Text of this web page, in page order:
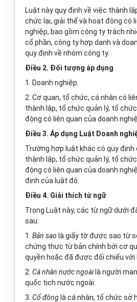
Luật này quy định về việc thành
chức lại, giải thể và hoạt động có
nghiệp, bao gồm công ty trách
cổ phần, công ty hợp danh và
quy định về nhóm công ty.
Điều 2. Đối tượng áp dụng
1. Doanh nghiệp.
2. Cơ quan, tổ chức, cá nhân có
thành lập, tổ chức quản lý, tổ
động có liên quan của doanh
Điều 3. Áp dụng Luật Doanh
Trường hợp luật khác có quy định
thành lập, tổ chức quản lý, tổ
động có liên quan của doanh
định của luật đó.
Điều 4. Giải thích từ ngữ
Trong Luật này, các từ ngữ dưới
sau:
1. Bản sao là giấy tờ được sao từ
chứng thực từ bản chính bởi cơ
quyền hoặc đã được đối chiếu với
2. Cá nhân nước ngoàilà người
quốc tịch nước ngoài.
3. Cổ đông là cá nhân, tổ chức sở